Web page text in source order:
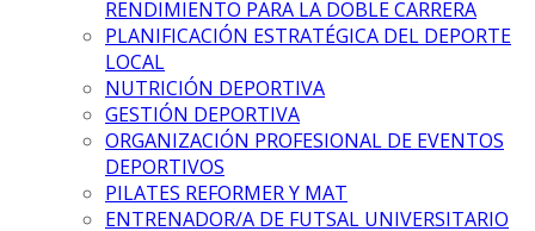
RENDIMIENTO PARA LA DOBLE CARRERA
PLANIFICACIÓN ESTRATÉGICA DEL DEPORTE
LOCAL
NUTRICIÓN DEPORTIVA
GESTIÓN DEPORTIVA
ORGANIZACIÓN PROFESIONAL DE EVENTOS
DEPORTIVOS
PILATES REFORMER Y MAT
ENTRENADOR/A DE FUTSAL UNIVERSITARIO